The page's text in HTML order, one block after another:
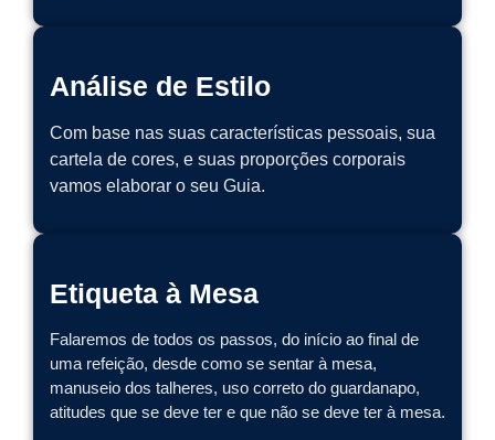
Análise de Estilo
Com base nas suas características pessoais, sua
cartela de cores, e suas proporções corporais
vamos elaborar o seu Guia.
Etiqueta à Mesa
Falaremos de todos os passos, do início ao final de
uma refeição, desde como se sentar à mesa,
manuseio dos talheres, uso correto do guardanapo,
atitudes que se deve ter e que não se deve ter à mesa.